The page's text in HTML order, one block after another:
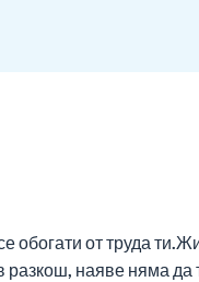
обогати от труда
разкош, наяве няма